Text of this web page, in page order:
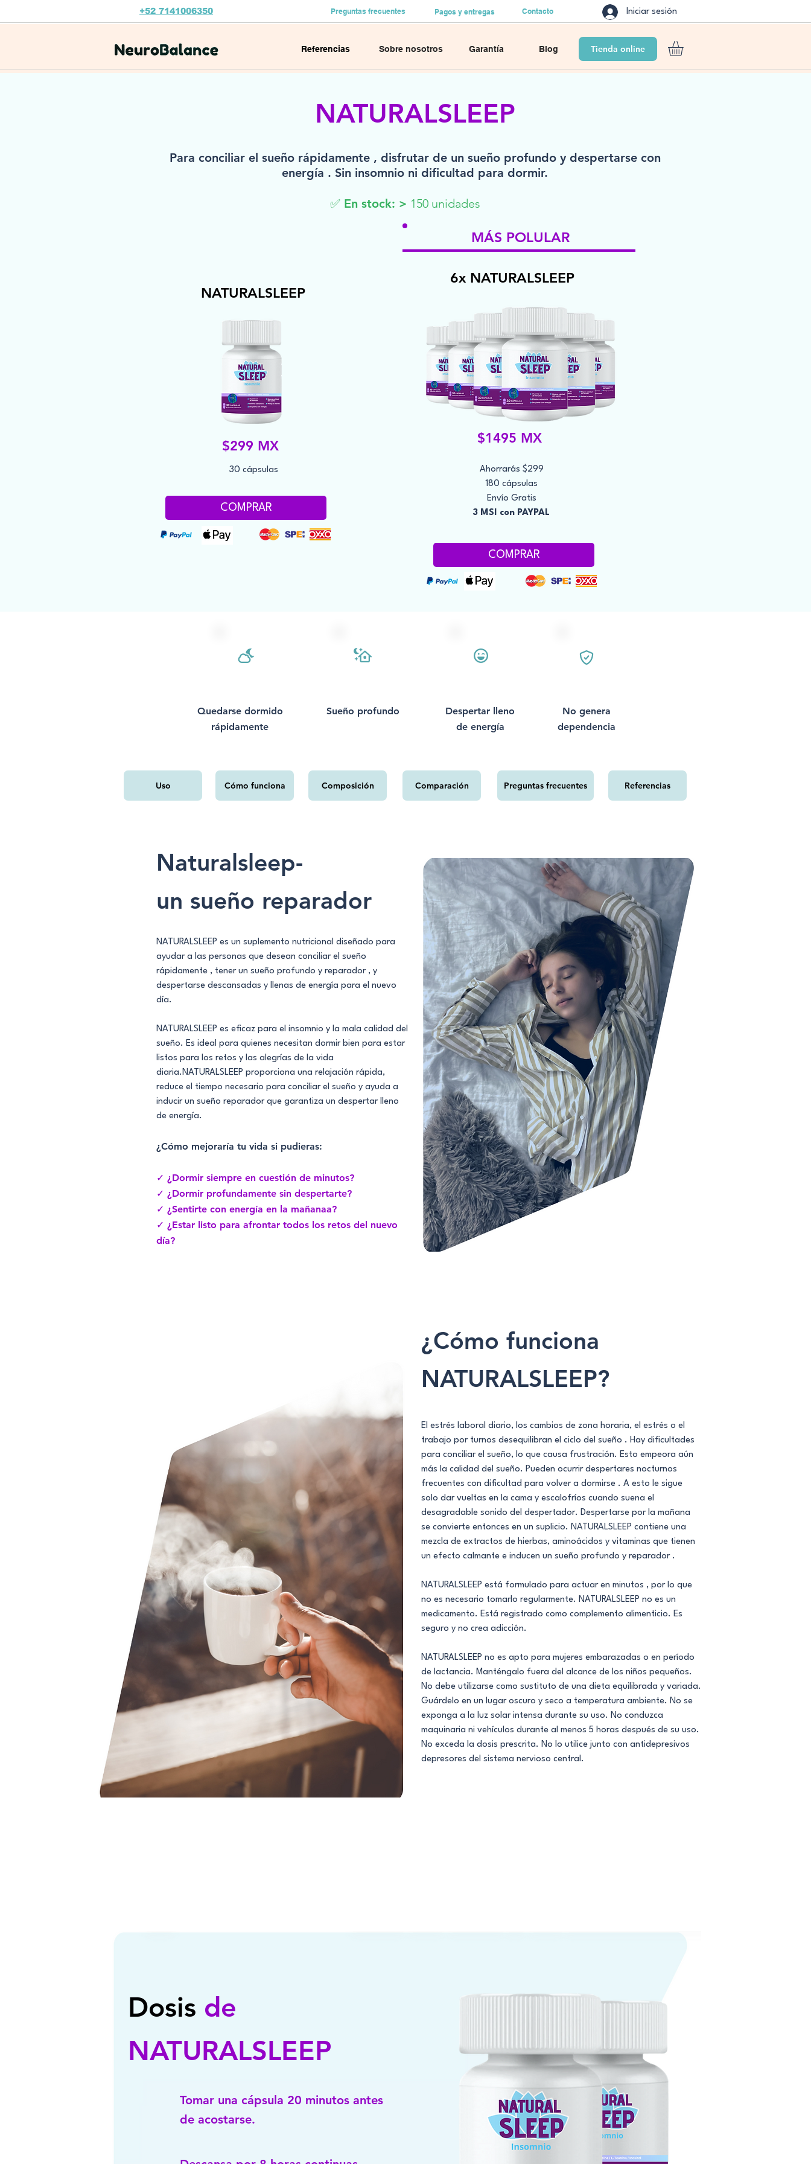
+52 7141006350 Preguntas frecuentes Pagos y entregas Contacto Iniciar sesión
Referencias Sobre nosotros Garantía Blog Tienda online
Para conciliar el sueño rápidamente , disfrutar de un sueño profundo y despertarse con
energía . Sin insomnio ni dificultad para dormir.
✅ En stock: > 150 unidades
NATURALSLEEP
$299 MX
30 cápsulas
COMPRAR
NATURALSLEEP
MÁS POLULAR
6x NATURALSLEEP
$1495 MX
Ahorrarás $299
180 cápsulas
Envío Gratis
3 MSI con PAYPAL
COMPRAR
Quedarse dormido
rápidamente
Sueño profundo
Despertar lleno
de energía
No genera
dependencia
Uso Cómo funciona Composición Comparación Preguntas frecuentes Referencias
Naturalsleep-
un sueño reparador
NATURALSLEEP es un suplemento nutricional diseñado para
ayudar a las personas que desean conciliar el sueño
rápidamente , tener un sueño profundo y reparador , y
despertarse descansadas y llenas de energía para el nuevo
día.
NATURALSLEEP es eficaz para el insomnio y la mala calidad del
sueño. Es ideal para quienes necesitan dormir bien para estar
listos para los retos y las alegrías de la vida
diaria.NATURALSLEEP proporciona una relajación rápida,
reduce el tiempo necesario para conciliar el sueño y ayuda a
inducir un sueño reparador que garantiza un despertar lleno
de energía.
¿Cómo mejoraría tu vida si pudieras:
✓ ¿Dormir siempre en cuestión de minutos?
✓ ¿Dormir profundamente sin despertarte?
✓ ¿Sentirte con energía en la mañanaa?
✓ ¿Estar listo para afrontar todos los retos del nuevo
día?
¿Cómo funciona
NATURALSLEEP?
El estrés laboral diario, los cambios de zona horaria, el estrés o el
trabajo por turnos desequilibran el ciclo del sueño . Hay dificultades
para conciliar el sueño, lo que causa frustración. Esto empeora aún
más la calidad del sueño. Pueden ocurrir despertares nocturnos
frecuentes con dificultad para volver a dormirse . A esto le sigue
solo dar vueltas en la cama y escalofríos cuando suena el
desagradable sonido del despertador. Despertarse por la mañana
se convierte entonces en un suplicio. NATURALSLEEP contiene una
mezcla de extractos de hierbas, aminoácidos y vitaminas que tienen
un efecto calmante e inducen un sueño profundo y reparador .
NATURALSLEEP está formulado para actuar en minutos , por lo que
no es necesario tomarlo regularmente. NATURALSLEEP no es un
medicamento. Está registrado como complemento alimenticio. Es
seguro y no crea adicción.
NATURALSLEEP no es apto para mujeres embarazadas o en período
de lactancia. Manténgalo fuera del alcance de los niños pequeños.
No debe utilizarse como sustituto de una dieta equilibrada y variada.
Guárdelo en un lugar oscuro y seco a temperatura ambiente. No se
exponga a la luz solar intensa durante su uso. No conduzca
maquinaria ni vehículos durante al menos 5 horas después de su uso.
No exceda la dosis prescrita. No lo utilice junto con antidepresivos
depresores del sistema nervioso central.
Dosis de
NATURALSLEEP
Tomar una cápsula 20 minutos antes
de acostarse.